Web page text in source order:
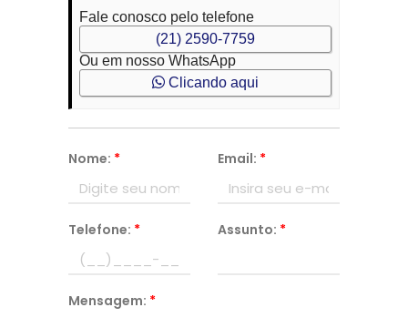
Fale conosco pelo telefone
(21) 2590-7759
Ou em nosso WhatsApp
Clicando aqui
Nome: * Email: *
Telefone: * Assunto: *
Mensagem: *